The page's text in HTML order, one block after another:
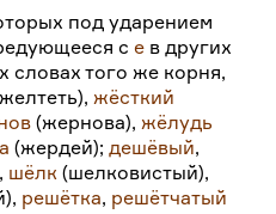
под ударением
се в других
словах того же корня,
жёсткий
(жернова), жёлудь
(жердей);дешёвый,
шёлк (шелковистый),
решётка, решётчатый